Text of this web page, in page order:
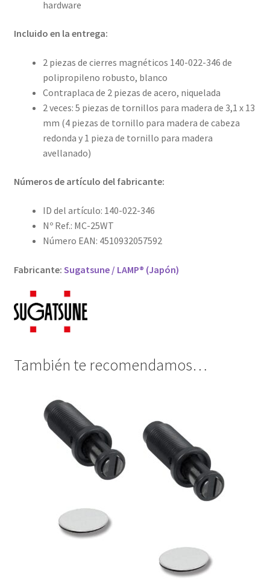
hardware
Incluido en la entrega:
2 piezas de cierres magnéticos 140-022-346 de
polipropileno robusto, blanco
Contraplaca de 2 piezas de acero, niquelada
2 veces: 5 piezas de tornillos para madera de 3,1 x 13
mm (4 piezas de tornillo para madera de cabeza
redonda y 1 pieza de tornillo para madera
avellanado)
Números de artículo del fabricante:
ID del artículo: 140-022-346
Nº Ref.: MC-25WT
Número EAN: 4510932057592
Fabricante: Sugatsune / LAMP® (Japón)
También te recomendamos…